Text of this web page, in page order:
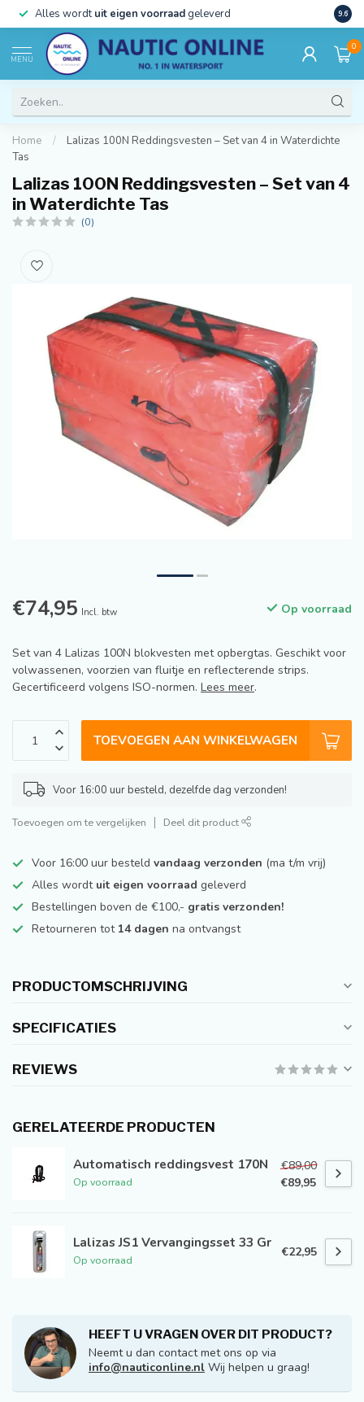
Alles wordtuit eigen voorraad geleverd 9.6
MENU
0
Home /
Lalizas 100N Reddingsvesten – Set van 4 in Waterdichte
Tas
Lalizas 100N Reddingsvesten – Set van 4
in Waterdichte Tas
(0)
€74,95 Incl. btw Op voorraad
Set van 4 Lalizas 100N blokvesten met opbergtas. Geschikt voor
volwassenen, voorzien van fluitje en reflecterende strips.
Gecertificeerd volgens ISO-normen. Lees meer.
TOEVOEGEN AAN WINKELWAGEN
Voor 16:00 uur besteld, dezelfde dag verzonden!
Toevoegen om te vergelijken Deel dit product
Voor 16:00 uur besteld vandaag verzonden (ma t/m vrij)
Alles wordt uit eigen voorraad geleverd
Bestellingen boven de €100,- gratis verzonden!
Retourneren tot 14 dagen na ontvangst
PRODUCTOMSCHRIJVING
SPECIFICATIES
REVIEWS
GERELATEERDE PRODUCTEN
Automatisch reddingsvest 170N
Op voorraad
€89,00
€89,95
Lalizas JS1 Vervangingsset 33 Gr
Op voorraad
€22,95
HEEFT U VRAGEN OVER DIT PRODUCT?
Neemt u dan contact met ons op via
info@nauticonline.nl Wij helpen u graag!